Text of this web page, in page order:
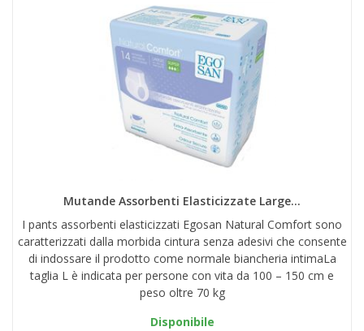
Mutande Assorbenti Elasticizzate Large...
I pants assorbenti elasticizzati Egosan Natural Comfort sono
caratterizzati dalla morbida cintura senza adesivi che consente
di indossare il prodotto come normale biancheria intimaLa
taglia L è indicata per persone con vita da 100 – 150 cm e
peso oltre 70 kg
Disponibile